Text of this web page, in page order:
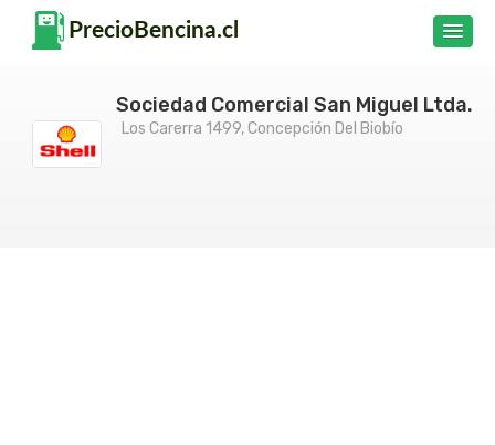
Sociedad Comercial San Miguel Ltda.
Los Carerra 1499, Concepción Del Biobío